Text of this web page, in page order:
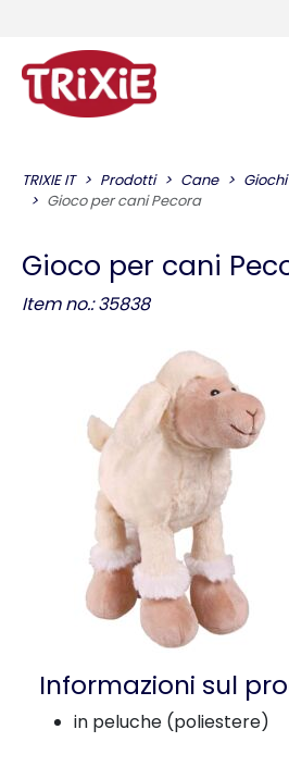
TRIXIE IT Prodotti Cane Giochi
Gioco per cani Pecora
Gioco per cani
Item no.: 35838
Informazioni sul
in peluche (poliestere)